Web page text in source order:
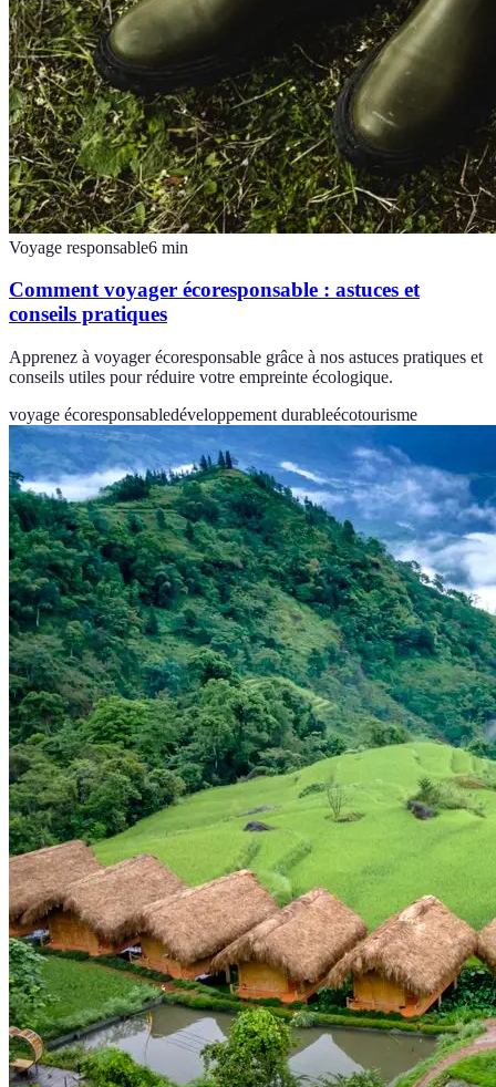
Voyage responsable6 min
Comment voyager écoresponsable : astuces et
conseils pratiques
Apprenez à voyager écoresponsable grâce à nos astuces pratiques et
conseils utiles pour réduire votre empreinte écologique.
voyage écoresponsabledéveloppement durableécotourisme